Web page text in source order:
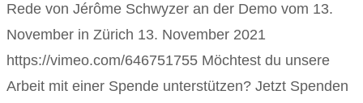
Rede von Jérôme Schwyzer an der Demo vom 13.
November in Zürich 13. November 2021
https://vimeo.com/646751755 Möchtest du unsere
Arbeit mit einer Spende unterstützen? Jetzt Spenden